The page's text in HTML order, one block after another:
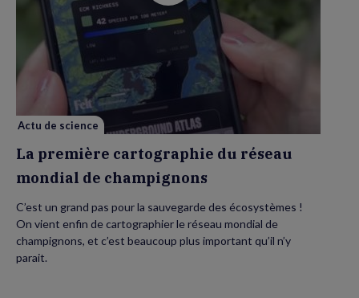
vidéo
de
La
cartographie
du
réseau
mondial
champignons
Actu de science
La première cartographie du réseau
mondial de champignons
C’est un grand pas pour la sauvegarde des écosystèmes !
On vient enfin de cartographier le réseau mondial de
champignons, et c’est beaucoup plus important qu’il n’y
parait.